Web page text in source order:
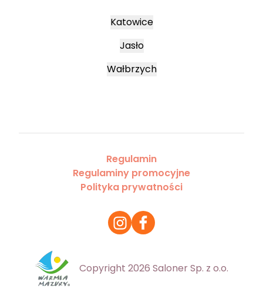
Katowice
Jasło
Wałbrzych
Regulamin
Regulaminy promocyjne
Polityka prywatności
Copyright 2026 Saloner Sp. z o.o.